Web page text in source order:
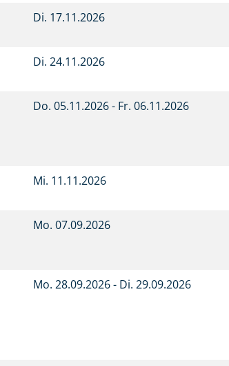
Di. 17.11.2026
Di. 24.11.2026
Do. 05.11.2026 - Fr. 06.11.2026
Mi. 11.11.2026
Mo. 07.09.2026
Mo. 28.09.2026 - Di. 29.09.2026